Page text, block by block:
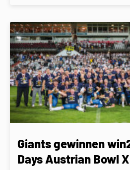
Giants gewinnen
Days Austrian Bowl